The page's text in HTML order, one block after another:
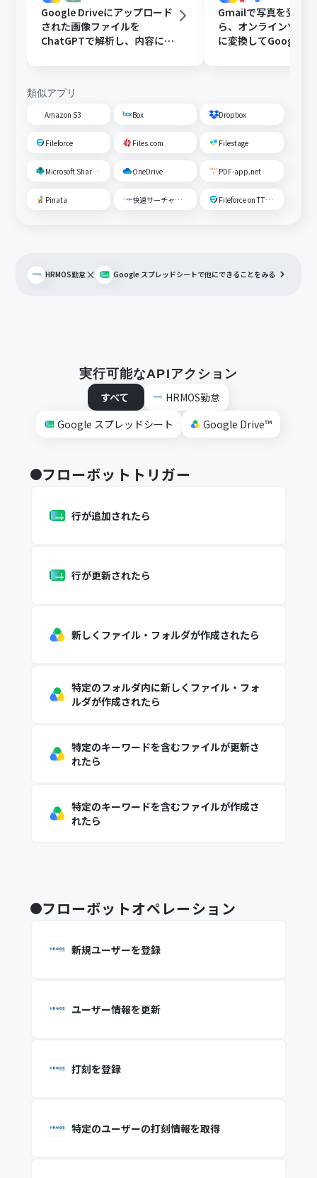
Google Driveにアップロード
された画像ファイルを
ChatGPTで解析し、内容に応
Gmailで写真を受け
ら、オンラインツー
に変換してGoogle
類似アプリ
Amazon S3 Box Dropbox
Fileforce Files.com Filestage
Microsoft SharePoint OneDrive PDF-app.net
Pinata 快速サーチャーGX Fileforce on TTS Cloud
HRMOS勤怠× Google スプレッドシートで他にできることをみる
実行可能なAPIアクション
すべて
HRMOS勤怠
Google スプレッドシート
Google Drive™
フローボットトリガー
行が追加されたら
行が更新されたら
新しくファイル・フォルダが作成されたら
特定のフォルダ内に新しくファイル・フォ
ルダが作成されたら
特定のキーワードを含むファイルが更新さ
れたら
特定のキーワードを含むファイルが作成さ
れたら
フローボットオペレーション
新規ユーザーを登録
ユーザー情報を更新
打刻を登録
特定のユーザーの打刻情報を取得